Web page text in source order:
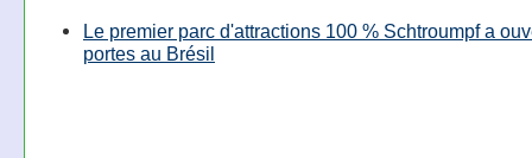
Le premier parc d'attractions 100 % Schtroumpf a
portes au Brésil